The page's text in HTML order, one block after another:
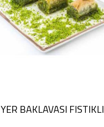
YER BAKLAVASI FISTIKLI